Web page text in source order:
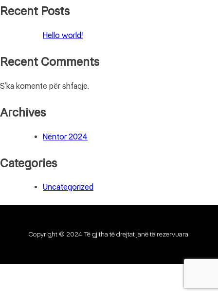
Recent Posts
Hello world!
Recent Comments
S’ka komente për shfaqje.
Archives
Nëntor 2024
Categories
Uncategorized
Copyright © 2024 Të gjitha të drejtat janë të rezervuara.